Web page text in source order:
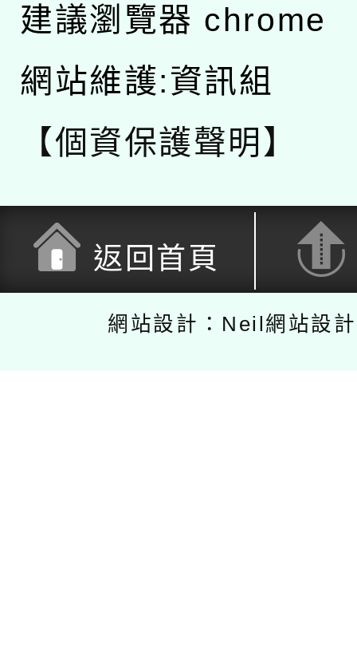
建議瀏覽器 chrome
網站維護:資訊組
【個資保護聲明】
返回首頁
網站設計：Neil網站設